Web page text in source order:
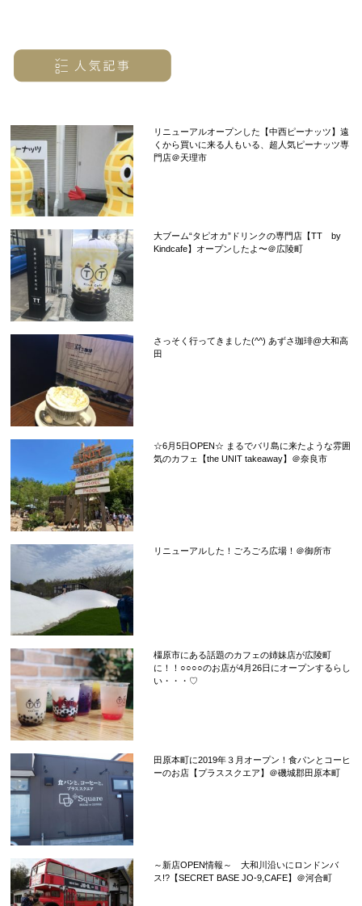
リニューアルオープンした【中西ピーナッツ】遠
くから買いに来る人もいる、超人気ピーナッツ専
門店＠天理市
大ブーム“タピオカ”ドリンクの専門店【TT by
Kindcafe】オープンしたよ〜＠広陵町
さっそく行ってきました(^^) あずさ珈琲@大和高
田
☆6月5日OPEN☆ まるでバリ島に来たような雰囲
気のカフェ【the UNIT takeaway】＠奈良市
リニューアルした！ごろごろ広場！＠御所市
橿原市にある話題のカフェの姉妹店が広陵町
に！！○○○○のお店が4月26日にオープンするらし
い・・・♡
田原本町に2019年３月オープン！食パンとコーヒ
ーのお店【プラススクエア】＠磯城郡田原本町
～新店OPEN情報～ 大和川沿いにロンドンバ
ス!?【SECRET BASE JO-9,CAFE】＠河合町